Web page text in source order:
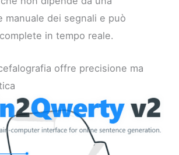
manuale dei segnali e può
in tempo reale.
offre precisione ma